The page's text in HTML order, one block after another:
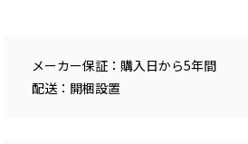
メーカー保証：購入日から5年間
配送：開梱設置